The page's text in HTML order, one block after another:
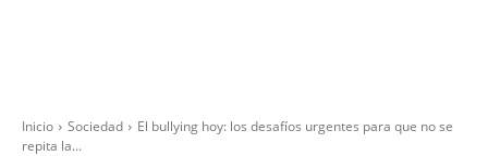
Inicio Sociedad
El bullying hoy: los desafíos urgentes para que no se
repita la...